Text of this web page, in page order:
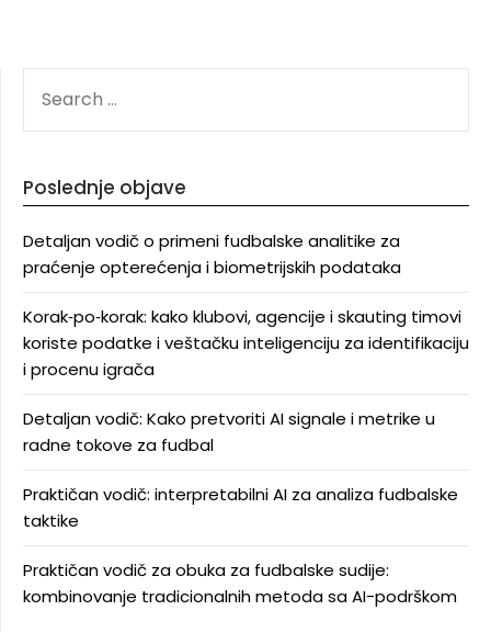
FOR:
Poslednje objave
Detaljan vodič o primeni fudbalske analitike za
praćenje opterećenja i biometrijskih podataka
Korak‑po‑korak: kako klubovi, agencije i skauting timovi
koriste podatke i veštačku inteligenciju za identifikaciju
i procenu igrača
Detaljan vodič: Kako pretvoriti AI signale i metrike u
radne tokove za fudbal
Praktičan vodič: interpretabilni AI za analiza fudbalske
taktike
Praktičan vodič za obuka za fudbalske sudije:
kombinovanje tradicionalnih metoda sa AI-podrškom